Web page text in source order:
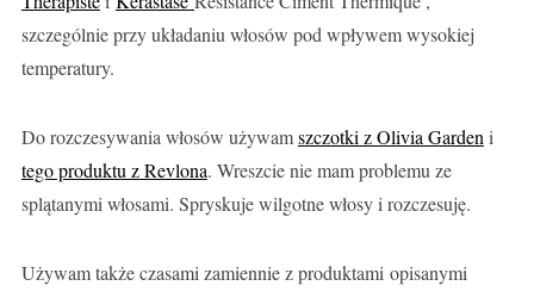
szczególnie przy układaniu włosów pod wpływem wysokiej
temperatury.
Do rozczesywania włosów używamszczotki z Olivia Gardeni
tego produktu z Revlona. Wreszcie nie mam problemu ze
splątanymi włosami. Spryskuje wilgotne włosy i rozczesuję.
Używam także czasami zamiennie z produktami opisanymi